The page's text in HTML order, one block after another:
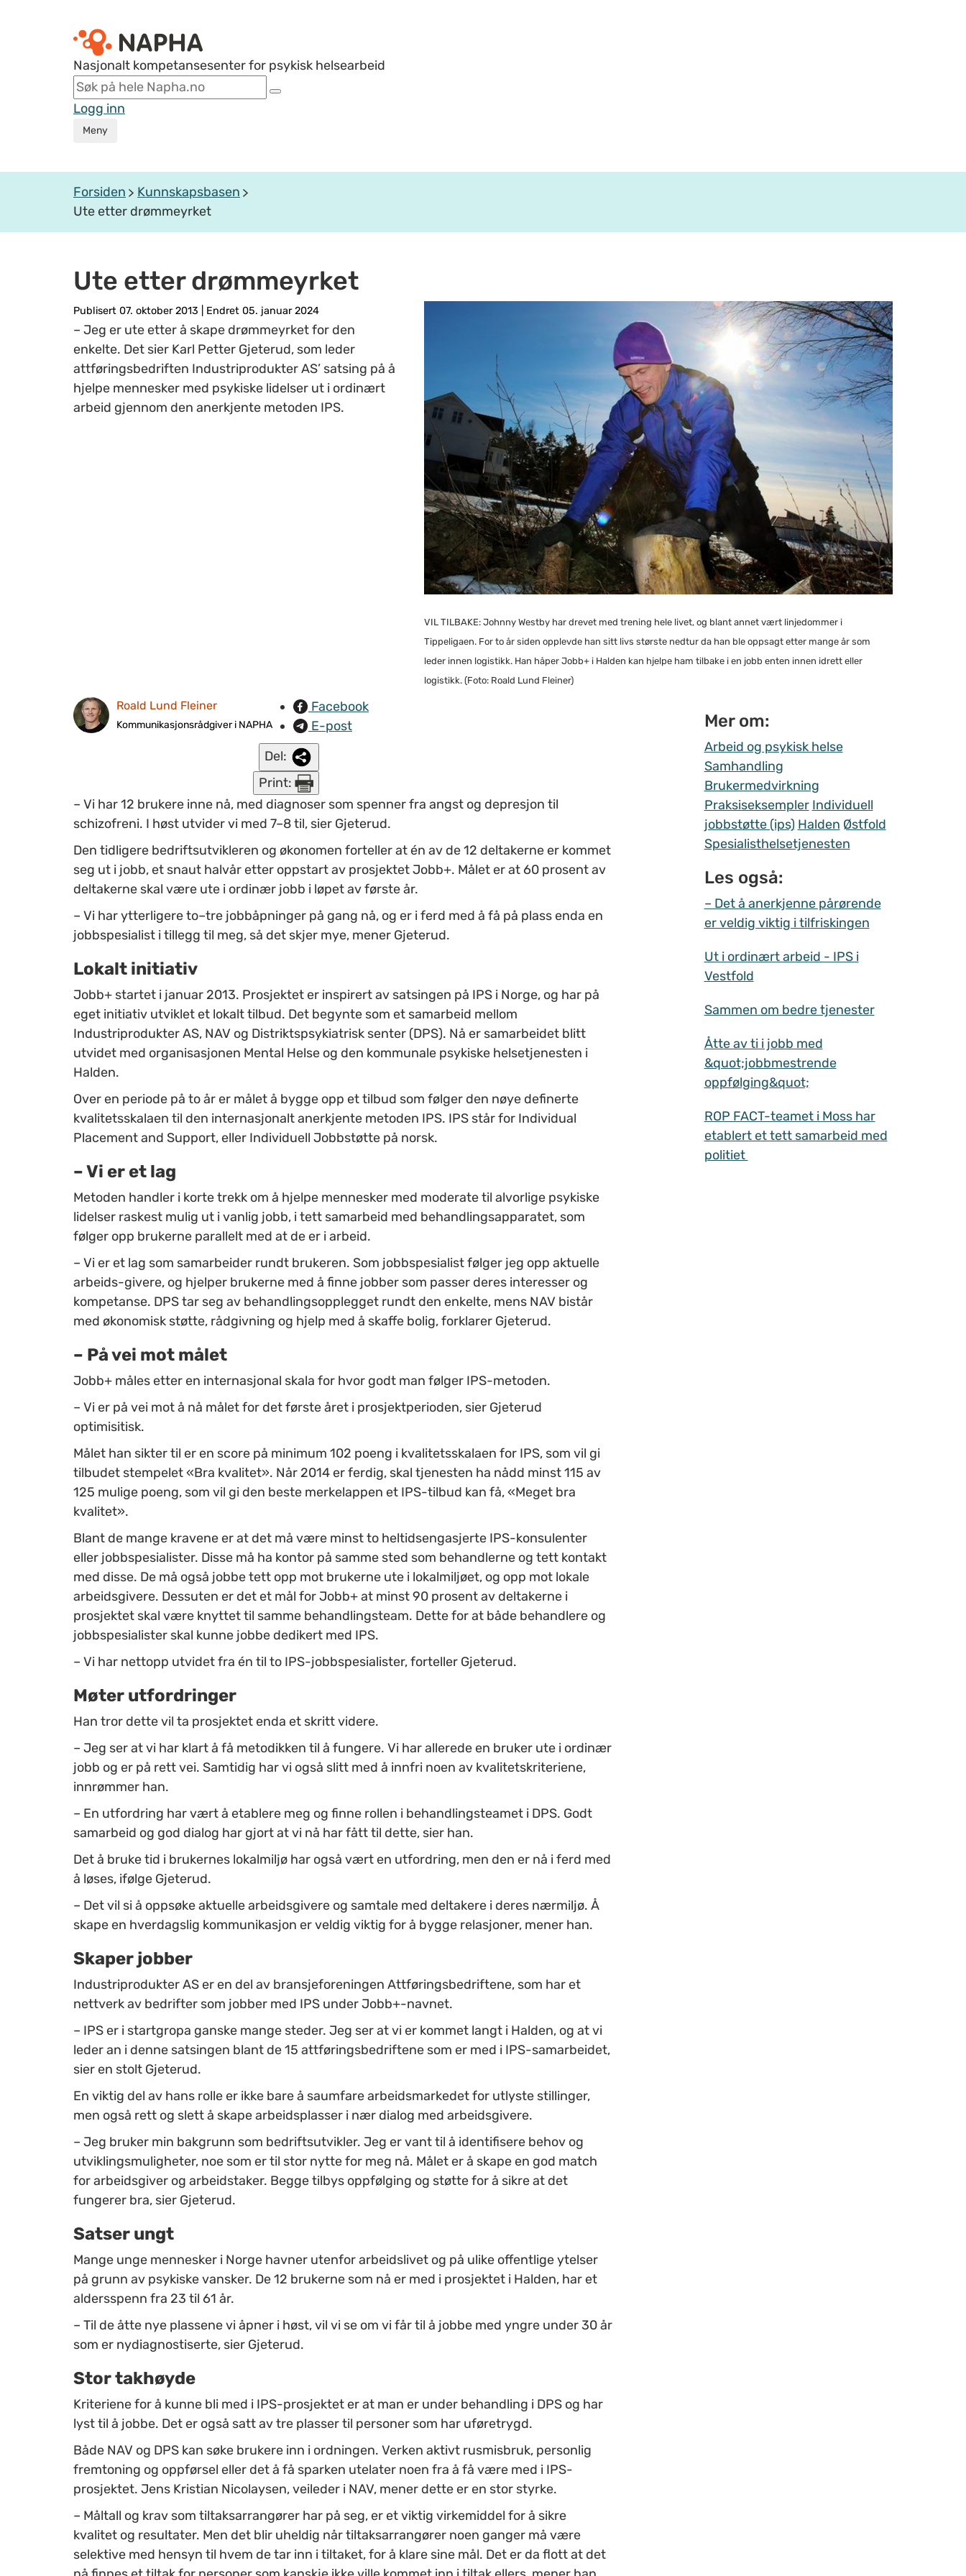
Nasjonalt kompetansesenter for psykisk helsearbeid
Logg inn
Meny
Forsiden
Kunnskapsbasen
Ute etter drømmeyrket
Ute etter drømmeyrket
Publisert 07. oktober 2013 Endret 05. januar 2024
– Jeg er ute etter å skape drømmeyrket for den
enkelte. Det sier Karl Petter Gjeterud, som leder
attføringsbedriften Industriprodukter AS’ satsing på å
hjelpe mennesker med psykiske lidelser ut i ordinært
arbeid gjennom den anerkjente metoden IPS.
VIL TILBAKE: Johnny Westby har drevet med trening hele livet, og blant annet vært linjedommer i
Tippeligaen. For to år siden opplevde han sitt livs største nedtur da han ble oppsagt etter mange år som
leder innen logistikk. Han håper Jobb+ i Halden kan hjelpe ham tilbake i en jobb enten innen idrett eller
logistikk. (Foto: Roald Lund Fleiner)
Roald Lund Fleiner
Kommunikasjonsrådgiver i NAPHA
Facebook
E-post
Del:
Print:
– Vi har 12 brukere inne nå, med diagnoser som spenner fra angst og depresjon til
schizofreni. I høst utvider vi med 7–8 til, sier Gjeterud.
Den tidligere bedriftsutvikleren og økonomen forteller at én av de 12 deltakerne er kommet
seg ut i jobb, et snaut halvår etter oppstart av prosjektet Jobb+. Målet er at 60 prosent av
deltakerne skal være ute i ordinær jobb i løpet av første år.
– Vi har ytterligere to–tre jobbåpninger på gang nå, og er i ferd med å få på plass enda en
jobbspesialist i tillegg til meg, så det skjer mye, mener Gjeterud.
Lokalt initiativ
Jobb+ startet i januar 2013. Prosjektet er inspirert av satsingen på IPS i Norge, og har på
eget initiativ utviklet et lokalt tilbud. Det begynte som et samarbeid mellom
Industriprodukter AS, NAV og Distriktspsykiatrisk senter (DPS). Nå er samarbeidet blitt
utvidet med organisasjonen Mental Helse og den kommunale psykiske helsetjenesten i
Halden.
Over en periode på to år er målet å bygge opp et tilbud som følger den nøye definerte
kvalitetsskalaen til den internasjonalt anerkjente metoden IPS. IPS står for Individual
Placement and Support, eller Individuell Jobbstøtte på norsk.
– Vi er et lag
Metoden handler i korte trekk om å hjelpe mennesker med moderate til alvorlige psykiske
lidelser raskest mulig ut i vanlig jobb, i tett samarbeid med behandlingsapparatet, som
følger opp brukerne parallelt med at de er i arbeid.
– Vi er et lag som samarbeider rundt brukeren. Som jobbspesialist følger jeg opp aktuelle
arbeids-givere, og hjelper brukerne med å finne jobber som passer deres interesser og
kompetanse. DPS tar seg av behandlingsopplegget rundt den enkelte, mens NAV bistår
med økonomisk støtte, rådgivning og hjelp med å skaffe bolig, forklarer Gjeterud.
– På vei mot målet
Jobb+ måles etter en internasjonal skala for hvor godt man følger IPS-metoden.
– Vi er på vei mot å nå målet for det første året i prosjektperioden, sier Gjeterud
optimisitisk.
Målet han sikter til er en score på minimum 102 poeng i kvalitetsskalaen for IPS, som vil gi
tilbudet stempelet «Bra kvalitet». Når 2014 er ferdig, skal tjenesten ha nådd minst 115 av
125 mulige poeng, som vil gi den beste merkelappen et IPS-tilbud kan få, «Meget bra
kvalitet».
Blant de mange kravene er at det må være minst to heltidsengasjerte IPS-konsulenter
eller jobbspesialister. Disse må ha kontor på samme sted som behandlerne og tett kontakt
med disse. De må også jobbe tett opp mot brukerne ute i lokalmiljøet, og opp mot lokale
arbeidsgivere. Dessuten er det et mål for Jobb+ at minst 90 prosent av deltakerne i
prosjektet skal være knyttet til samme behandlingsteam. Dette for at både behandlere og
jobbspesialister skal kunne jobbe dedikert med IPS.
– Vi har nettopp utvidet fra én til to IPS-jobbspesialister, forteller Gjeterud.
Møter utfordringer
Han tror dette vil ta prosjektet enda et skritt videre.
– Jeg ser at vi har klart å få metodikken til å fungere. Vi har allerede en bruker ute i ordinær
jobb og er på rett vei. Samtidig har vi også slitt med å innfri noen av kvalitetskriteriene,
innrømmer han.
– En utfordring har vært å etablere meg og finne rollen i behandlingsteamet i DPS. Godt
samarbeid og god dialog har gjort at vi nå har fått til dette, sier han.
Det å bruke tid i brukernes lokalmiljø har også vært en utfordring, men den er nå i ferd med
å løses, ifølge Gjeterud.
– Det vil si å oppsøke aktuelle arbeidsgivere og samtale med deltakere i deres nærmiljø. Å
skape en hverdagslig kommunikasjon er veldig viktig for å bygge relasjoner, mener han.
Skaper jobber
Industriprodukter AS er en del av bransjeforeningen Attføringsbedriftene, som har et
nettverk av bedrifter som jobber med IPS under Jobb+-navnet.
– IPS er i startgropa ganske mange steder. Jeg ser at vi er kommet langt i Halden, og at vi
leder an i denne satsingen blant de 15 attføringsbedriftene som er med i IPS-samarbeidet,
sier en stolt Gjeterud.
En viktig del av hans rolle er ikke bare å saumfare arbeidsmarkedet for utlyste stillinger,
men også rett og slett å skape arbeidsplasser i nær dialog med arbeidsgivere.
– Jeg bruker min bakgrunn som bedriftsutvikler. Jeg er vant til å identifisere behov og
utviklingsmuligheter, noe som er til stor nytte for meg nå. Målet er å skape en god match
for arbeidsgiver og arbeidstaker. Begge tilbys oppfølging og støtte for å sikre at det
fungerer bra, sier Gjeterud.
Satser ungt
Mange unge mennesker i Norge havner utenfor arbeidslivet og på ulike offentlige ytelser
på grunn av psykiske vansker. De 12 brukerne som nå er med i prosjektet i Halden, har et
aldersspenn fra 23 til 61 år.
– Til de åtte nye plassene vi åpner i høst, vil vi se om vi får til å jobbe med yngre under 30 år
som er nydiagnostiserte, sier Gjeterud.
Stor takhøyde
Kriteriene for å kunne bli med i IPS-prosjektet er at man er under behandling i DPS og har
lyst til å jobbe. Det er også satt av tre plasser til personer som har uføretrygd.
Både NAV og DPS kan søke brukere inn i ordningen. Verken aktivt rusmisbruk, personlig
fremtoning og oppførsel eller det å få sparken utelater noen fra å få være med i IPS-
prosjektet. Jens Kristian Nicolaysen, veileder i NAV, mener dette er en stor styrke.
– Måltall og krav som tiltaksarrangører har på seg, er et viktig virkemiddel for å sikre
kvalitet og resultater. Men det blir uheldig når tiltaksarrangører noen ganger må være
selektive med hensyn til hvem de tar inn i tiltaket, for å klare sine mål. Det er da flott at det
Mer om:
Arbeid og psykisk helse
Samhandling
Brukermedvirkning
Praksiseksempler Individuell
jobbstøtte (ips) Halden Østfold
Spesialisthelsetjenesten
Les også:
– Det å anerkjenne pårørende
er veldig viktig i tilfriskingen
Ut i ordinært arbeid - IPS i
Vestfold
Sammen om bedre tjenester
Åtte av ti i jobb med
&quot;jobbmestrende
oppfølging&quot;
ROP FACT-teamet i Moss har
etablert et tett samarbeid med
politiet